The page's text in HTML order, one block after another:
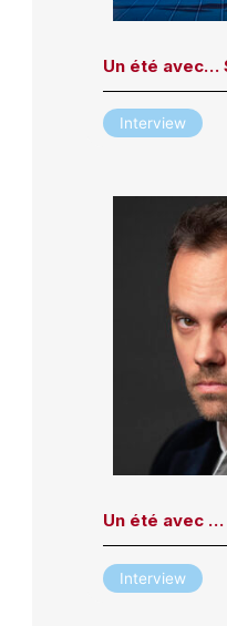
Un été avec…
Interview
Un été avec …
Interview